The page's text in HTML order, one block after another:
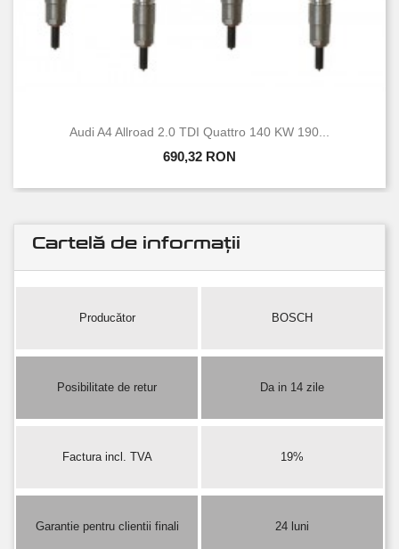
Audi A4 Allroad 2.0 TDI Quattro 140 KW 190...
690,32 RON
Cartelă de informații
Producător BOSCH
Posibilitate de retur Da in 14 zile
Factura incl. TVA 19%
Garantie pentru clientii finali 24 luni